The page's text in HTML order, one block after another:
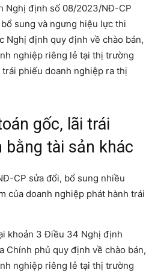
Nghị định số 08/2023/NĐ-CP
sung và ngưng hiệu lực thi
Nghị định quy định về chào bán,
nghiệp riêng lẻ tại thị trường
phiếu doanh nghiệp ra thị
gốc, lãi trái
bằng tài sản khác
CP sửa đổi, bổ sung nhiều
của doanh nghiệp phát hành trái
khoản 3 Điều 34 Nghị định
Chính phủ quy định về chào bán,
nghiệp riêng lẻ tại thị trường